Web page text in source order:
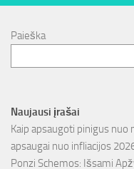
Paieška
Naujausi įrašai
Kaip apsaugoti pinigus
apsaugai nuo infliacijos
Ponzi Schemos: Išsami